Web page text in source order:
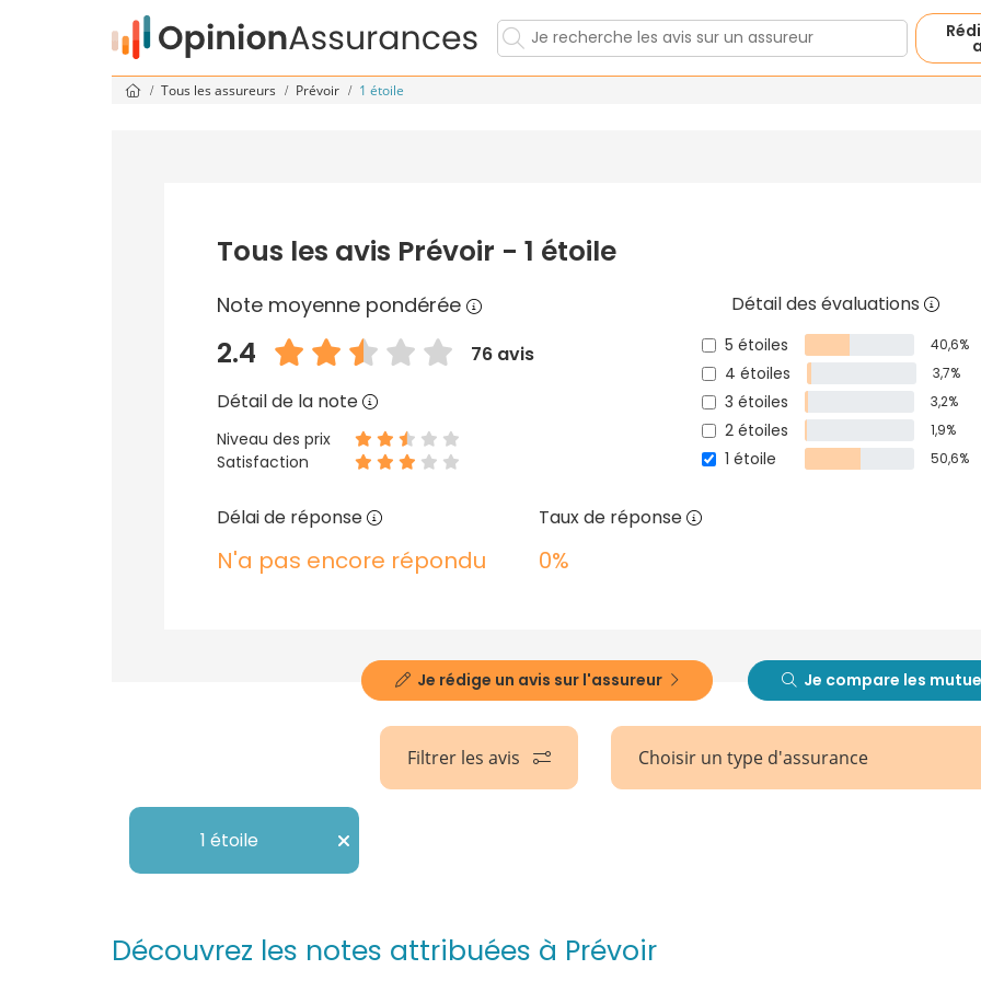
Tous les assureurs Prévoir 1 étoile
Tous les avis Prévoir - 1 étoile
Note moyenne pondérée
2.4
76 avis
Détail de la note
Niveau des prix
Satisfaction
Détail des évaluations
5 étoiles 40,6%
4 étoiles 3,7%
3 étoiles 3,2%
2 étoiles 1,9%
1 étoile 50,6%
Délai de réponse
N'a pas encore répondu
Taux de réponse
0%
Je rédige un avis sur l'assureur Je compare les
Filtrer les avis Choisir un type d'assurance
1 étoile
Découvrez les notes attribuées à Prévoir